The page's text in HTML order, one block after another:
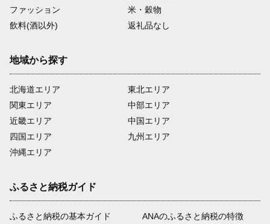
ファッション
米・穀物
飲料(酒以外)
返礼品なし
地域から探す
北海道エリア
関東エリア
近畿エリア
四国エリア
沖縄エリア
東北エリア
中部エリア
中国エリア
九州エリア
ふるさと納税ガイド
ふるさと納税の基本ガイド
ANAのふるさと納税の特徴